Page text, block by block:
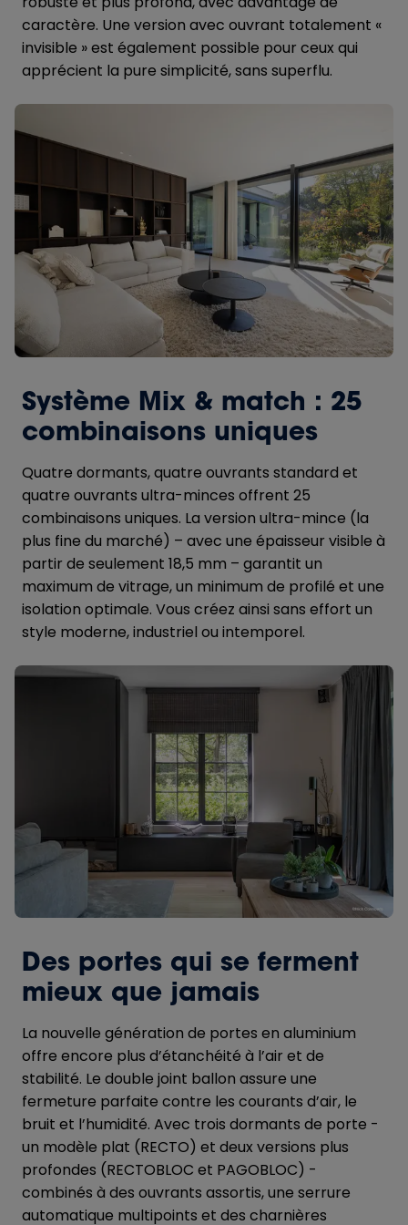
caractère. Une version avec ouvrant totalement «
invisible » est également possible pour ceux qui
apprécient la pure simplicité, sans superflu.
Système Mix & match : 25
combinaisons uniques
Quatre dormants, quatre ouvrants standard et
quatre ouvrants ultra-minces offrent 25
combinaisons uniques. La version ultra-mince (la
plus fine du marché) – avec une épaisseur visible à
partir de seulement 18,5 mm – garantit un
maximum de vitrage, un minimum de profilé et une
isolation optimale. Vous créez ainsi sans effort un
style moderne, industriel ou intemporel.
Des portes qui se ferment
mieux que jamais
La nouvelle génération de portes en aluminium
offre encore plus d’étanchéité à l’air et de
stabilité. Le double joint ballon assure une
fermeture parfaite contre les courants d’air, le
bruit et l’humidité. Avec trois dormants de porte -
un modèle plat (RECTO) et deux versions plus
profondes (RECTOBLOC et PAGOBLOC) -
combinés à des ouvrants assortis, une serrure
automatique multipoints et des charnières